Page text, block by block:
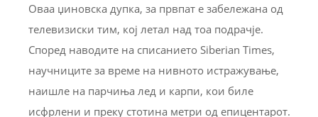
Оваа џиновска дупка, за првпат е забележана од
телевизиски тим, кој летал над тоа подрачје.
Според наводите на списанието Siberian Times,
научниците за време на нивното истражување,
наишле на парчиња лед и карпи, кои биле
исфрлени и преку стотина метри од епицентарот.